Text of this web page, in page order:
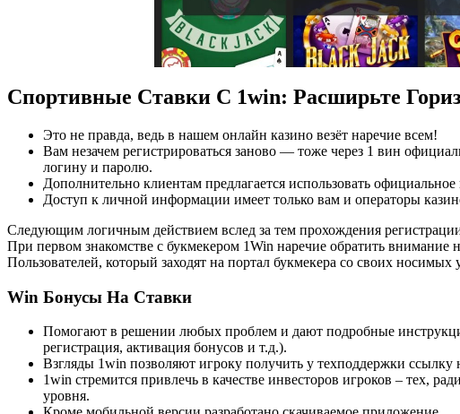
Спортивные Ставки С 1win: Расширьте
Это не правда, ведь в нашем онлайн казино везёт наречие всем!
Вам незачем регистрироваться заново — тоже через 1 вин
логину и паролю.
Дополнительно клиентам предлагается использовать
Доступ к личной информации имеет только вам и операторы
Следующим логичным действием вслед за тем прохождения
При первом знакомстве с букмекером 1Win наречие обратить внимание
Пользователей, который заходят на портал букмекера со своих носимых
Win Бонусы На Ставки
Помогают в решении любых проблем и дают подробные
регистрация, активация бонусов и т.д.).
Взгляды 1win позволяют игроку получить у техподдержки ссылку
1win стремится привлечь в качестве инвесторов игроков – тех,
уровня.